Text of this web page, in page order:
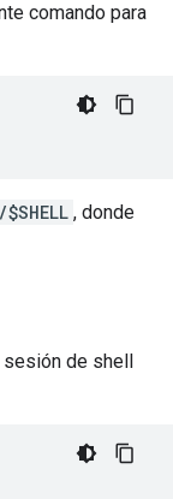
comando para
, donde
sesión de shell